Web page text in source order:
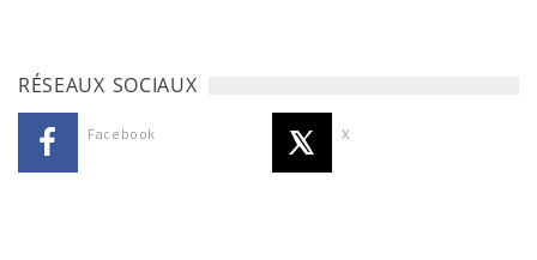
RÉSEAUX SOCIAUX
Facebook X